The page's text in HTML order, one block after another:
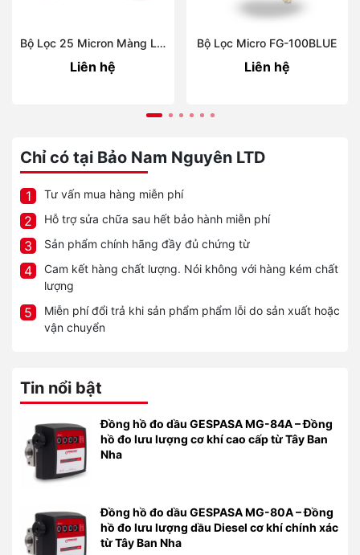
Bộ Lọc 25 Micron Màng Lọc INOX 1 Inch FUP-1Blue
Liên hệ
Bộ Lọc Micro FG-100BLUE
Liên hệ
Chỉ có tại Bảo Nam Nguyên LTD
1 Tư vấn mua hàng miễn phí
2 Hỗ trợ sửa chữa sau hết bảo hành miễn phí
3 Sản phẩm chính hãng đầy đủ chứng từ
4
Cam kết hàng chất lượng. Nói không với hàng kém chất
lượng
5
Miễn phí đổi trả khi sản phẩm phẩm lỗi do sản xuất hoặc
vận chuyển
Tin nổi bật
Đồng hồ đo dầu GESPASA MG-84A – Đồng
hồ đo lưu lượng cơ khí cao cấp từ Tây Ban
Nha
Đồng hồ đo dầu GESPASA MG-80A – Đồng
hồ đo lưu lượng dầu Diesel cơ khí chính xác
từ Tây Ban Nha